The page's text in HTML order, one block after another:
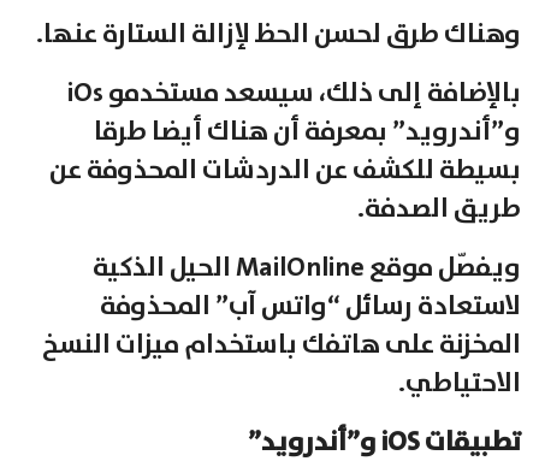
وهناك طرق لحسن الحظ لإزالة الستارة عنها.
بالإضافة إلى ذلك، سيسعد مستخدمو iOs
و”أندرويد” بمعرفة أن هناك أيضا طرقا
بسيطة للكشف عن الدردشات المحذوفة عن
طريق الصدفة.
ويفصّل موقع MailOnline الحيل الذكية
لاستعادة رسائل “واتس آب” المحذوفة
المخزنة على هاتفك باستخدام ميزات النسخ
الاحتياطي.
تطبيقات iOS و”أندرويد”